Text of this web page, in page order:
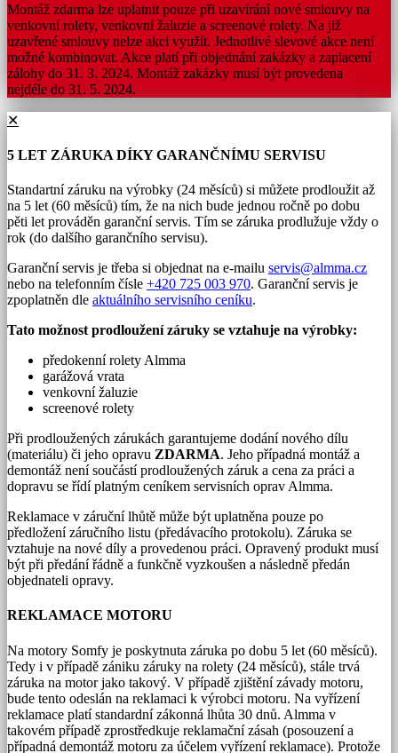
Montáž zdarma lze uplatnit pouze při uzavírání nové smlouvy na
venkovní rolety, venkovní žaluzie a screenové rolety. Na již
uzavřené smlouvy nelze akci využít. Jednotlivé slevové akce není
možné kombinovat. Akce platí při objednání zakázky a zaplacení
zálohy do 31. 3. 2024. Montáž zakázky musí být provedena
nejdéle do 31. 5. 2024.
✕
5 LET ZÁRUKA DÍKY GARANČNÍMU SERVISU
Standartní záruku na výrobky (24 měsíců) si můžete prodloužit až
na 5 let (60 měsíců) tím, že na nich bude jednou ročně po dobu
pěti let prováděn garanční servis. Tím se záruka prodlužuje vždy o
rok (do dalšího garančního servisu).
Garanční servis je třeba si objednat na e-mailu servis@almma.cz
nebo na telefonním čísle +420 725 003 970. Garanční servis je
zpoplatněn dle aktuálního servisního ceníku.
Tato možnost prodloužení záruky se vztahuje na výrobky:
předokenní rolety Almma
garážová vrata
venkovní žaluzie
screenové rolety
Při prodloužených zárukách garantujeme dodání nového dílu
(materiálu) či jeho opravu ZDARMA. Jeho případná montáž a
demontáž není součástí prodloužených záruk a cena za práci a
dopravu se řídí platným ceníkem servisních oprav Almma.
Reklamace v záruční lhůtě může být uplatněna pouze po
předložení záručního listu (předávacího protokolu). Záruka se
vztahuje na nové díly a provedenou práci. Opravený produkt musí
být při předání řádně a funkčně vyzkoušen a následně předán
objednateli opravy.
REKLAMACE MOTORU
Na motory Somfy je poskytnuta záruka po dobu 5 let (60 měsíců).
Tedy i v případě zániku záruky na rolety (24 měsíců), stále trvá
záruka na motor jako takový. V případě zjištění závady motoru,
bude tento odeslán na reklamaci k výrobci motoru. Na vyřízení
reklamace platí standardní zákonná lhůta 30 dnů. Almma v
takovém případě zprostředkuje reklamační zásah (posouzení a
případná demontáž motoru za účelem vyřízení reklamace). Protože